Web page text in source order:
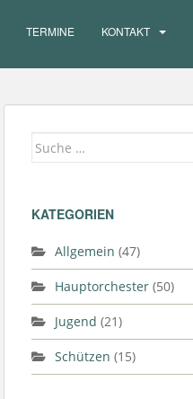
TERMINE KONTAKT
Suche
KATEGORIEN
Allgemein (47)
Hauptorchester (50)
Jugend (21)
Schützen (15)